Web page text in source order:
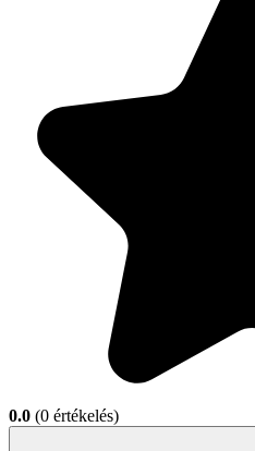
0.0 (0 értékelés)